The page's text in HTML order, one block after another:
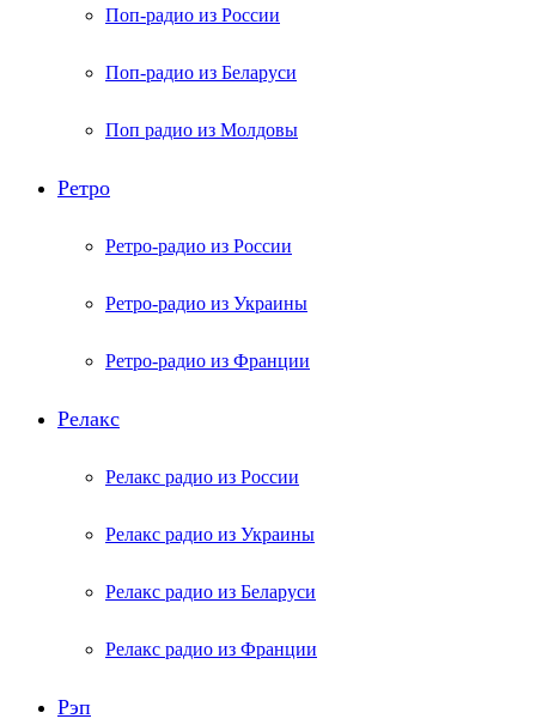
Поп-радио из России
Поп-радио из Беларуси
Поп радио из Молдовы
Ретро
Ретро-радио из России
Ретро-радио из Украины
Ретро-радио из Франции
Релакс
Релакс радио из России
Релакс радио из Украины
Релакс радио из Беларуси
Релакс радио из Франции
Рэп